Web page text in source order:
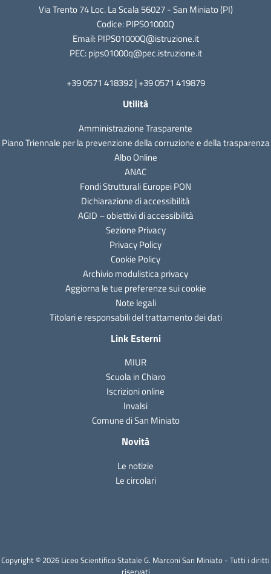
Via Trento 74 Loc. La Scala 56027 - San Miniato (PI)
Codice: PIPS01000Q
Email: PIPS01000Q@istruzione.it
PEC: pips01000q@pec.istruzione.it
+39 0571 418392 | +39 0571 419879
Utilità
Amministrazione Trasparente
Piano Triennale per la prevenzione della corruzione e della trasparenza
Albo Online
ANAC
Fondi Strutturali Europei PON
Dichiarazione di accessibilità
AGID – obiettivi di accessibilità
Sezione Privacy
Privacy Policy
Cookie Policy
Archivio modulistica privacy
Aggiorna le tue preferenze sui cookie
Note legali
Titolari e responsabili del trattamento dei dati
Link Esterni
MIUR
Scuola in Chiaro
Iscrizioni online
Invalsi
Comune di San Miniato
Novità
Le notizie
Le circolari
Copyright © 2026 Liceo Scientifico Statale G. Marconi San Miniato - Tutti i diritti
riservati